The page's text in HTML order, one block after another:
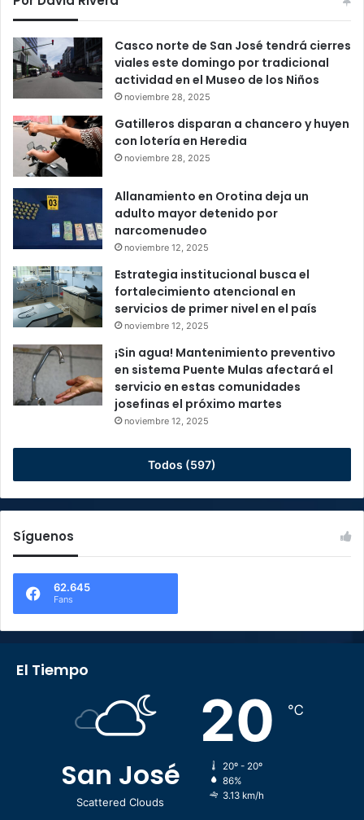
Casco norte de San José tendrá cierres
viales este domingo por tradicional
actividad en el Museo de los Niños
noviembre 28, 2025
Gatilleros disparan a chancero y huyen
con lotería en Heredia
noviembre 28, 2025
Allanamiento en Orotina deja un
adulto mayor detenido por
narcomenudeo
noviembre 12, 2025
Estrategia institucional busca el
fortalecimiento atencional en
servicios de primer nivel en el país
noviembre 12, 2025
¡Sin agua! Mantenimiento preventivo
en sistema Puente Mulas afectará el
servicio en estas comunidades
josefinas el próximo martes
noviembre 12, 2025
Todos (597)
Síguenos
62.645
Fans
El Tiempo
San José
Scattered Clouds
20 ℃
20º - 20º
86%
3.13 km/h